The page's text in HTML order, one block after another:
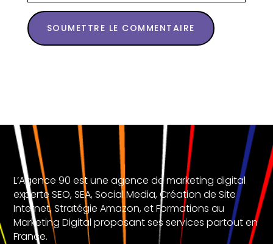
SOUMETTRE LE COMMENTAIRE
L’Agence 90 est une agence de marketing digital
experte SEO, SEA, Social Media, Création de Site
Internet, Stratégie Amazon, et Formations au
Marketing Digital proposant ses services partout en
France.